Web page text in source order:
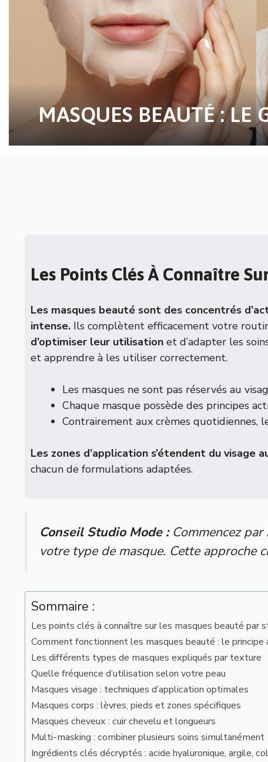
MASQUES BEAUTÉ : LE
Les Points Clés À Connaître
Les masques beauté sont des concentrés
intense. Ils complètent efficacement votre
d’optimiser leur utilisation et d’adapter les
et apprendre à les utiliser correctement.
Les masques ne sont pas réservés au
Chaque masque possède des principes
Contrairement aux crèmes quotidiennes,
Les zones d’application s’étendent du visage
chacun de formulations adaptées.
Conseil Studio Mode :Commencez
votre type de masque. Cette approche
Sommaire :
Les points clés à connaître sur les masques beauté par
Comment fonctionnent les masques beauté : le principe
Les différents types de masques expliqués par texture
Quelle fréquence d’utilisation selon votre peau
Masques visage : techniques d’application optimales
Masques corps : lèvres, pieds et zones spécifiques
Masques cheveux : cuir chevelu et longueurs
Multi-masking : combiner plusieurs soins simultanément
Ingrédients clés décryptés : acide hyaluronique, argile,